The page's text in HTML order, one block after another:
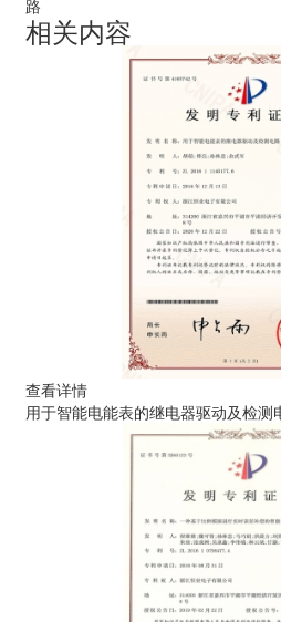
路
相关内容
查看详情
用于智能电能表的继电器驱动及检测